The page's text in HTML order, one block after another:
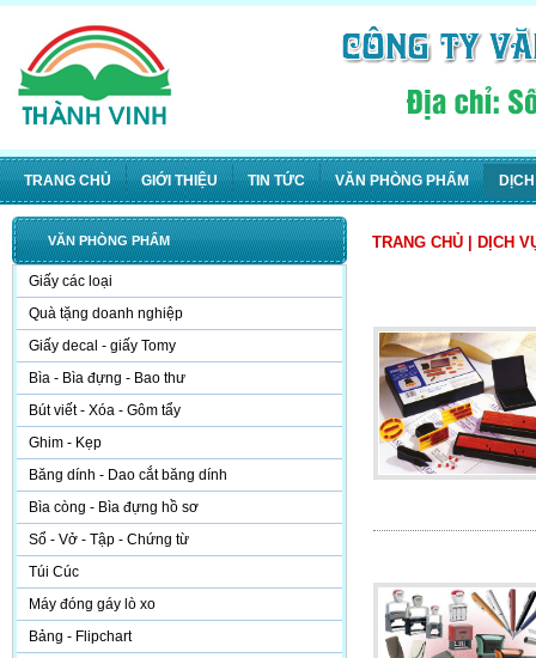
TRANG CHỦ GIỚI THIỆU TIN TỨC VĂN PHÒNG PHẨM
VĂN PHÒNG PHẨM
Giấy các loại
Quà tặng doanh nghiệp
Giấy decal - giấy Tomy
Bìa - Bìa đựng - Bao thư
Bút viết - Xóa - Gôm tẩy
Ghim - Kẹp
Băng dính - Dao cắt băng dính
Bìa còng - Bìa đựng hồ sơ
Sổ - Vở - Tập - Chứng từ
Túi Cúc
Máy đóng gáy lò xo
Bảng - Flipchart
TRANG CHỦ DỊCH